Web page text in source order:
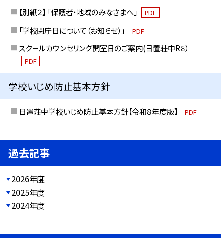
【別紙２】 「保護者・地域のみなさまへ」 PDF
「学校閉庁日について（お知らせ）」 PDF
スクールカウンセリング開室日のご案内(日置荘中R８）
PDF
学校いじめ防止基本方針
日置荘中学校いじめ防止基本方針【令和８年度版】 PDF
過去記事
2026年度
2025年度
2024年度